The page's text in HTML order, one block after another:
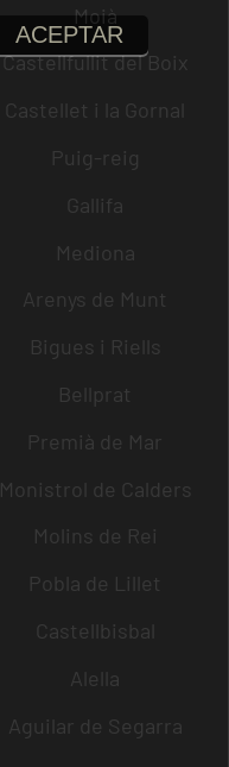
Moià
Castellfullit del Boix
Castellet i la Gornal
Puig-reig
Gallifa
Mediona
Arenys de Munt
Bigues i Riells
Bellprat
Premià de Mar
Monistrol de Calders
Molins de Rei
Pobla de Lillet
Castellbisbal
Alella
Aguilar de Segarra
ACEPTAR